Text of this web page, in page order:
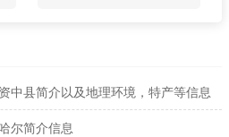
中县简介以及地理环境，特产等信息
尔简介信息